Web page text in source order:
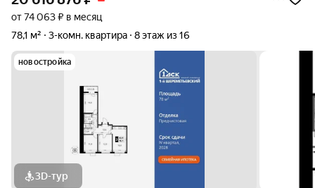
от 74 063 ₽ в месяц
78,1 м²
3-комн. квартира 8 этаж из 16
новостройка
3D-тур